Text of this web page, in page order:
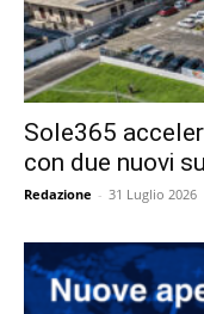
Sole365
con due nuovi
Redazione - 31 Luglio 2026